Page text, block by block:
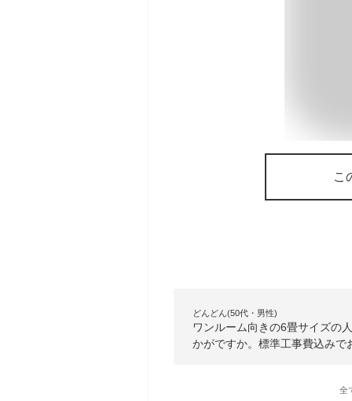
こ
どんどん(50代・男性)
ワンルーム向きの6畳サイズの
かがですか。標準工事費込み
全